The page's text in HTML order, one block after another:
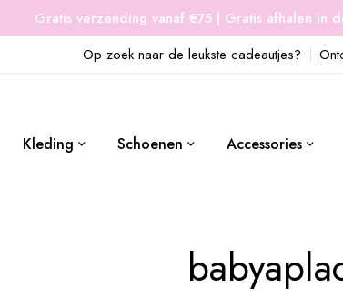
Gratis verzending vanaf €75 | Gratis afhalen in
Op zoek naar de leukste cadeautjes?
Kleding Schoenen Accessories